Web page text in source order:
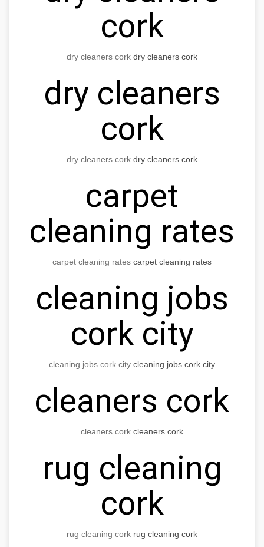
cork
dry cleaners cork dry cleaners cork
dry cleaners
cork
dry cleaners cork dry cleaners cork
carpet
cleaning rates
carpet cleaning rates carpet cleaning rates
cleaning jobs
cork city
cleaning jobs cork city cleaning jobs cork city
cleaners cork
cleaners cork cleaners cork
rug cleaning
cork
rug cleaning cork rug cleaning cork